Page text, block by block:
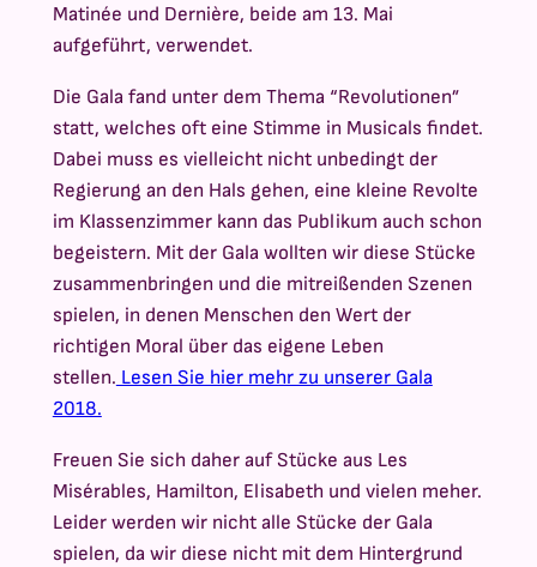
Matinée und Dernière, beide am 13. Mai
aufgeführt, verwendet.
Die Gala fand unter dem Thema “Revolutionen”
statt, welches oft eine Stimme in Musicals findet.
Dabei muss es vielleicht nicht unbedingt der
Regierung an den Hals gehen, eine kleine Revolte
im Klassenzimmer kann das Publikum auch schon
begeistern. Mit der Gala wollten wir diese Stücke
zusammenbringen und die mitreißenden Szenen
spielen, in denen Menschen den Wert der
richtigen Moral über das eigene Leben
stellen. Lesen Sie hier mehr zu unserer Gala
2018.
Freuen Sie sich daher auf Stücke aus Les
Misérables, Hamilton, Elisabeth und vielen meher.
Leider werden wir nicht alle Stücke der Gala
spielen, da wir diese nicht mit dem Hintergrund